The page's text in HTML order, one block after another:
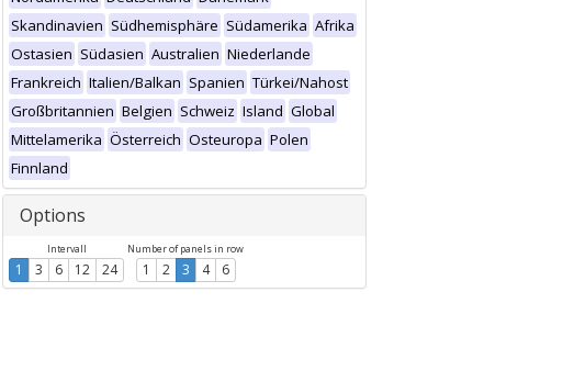
Skandinavien Südhemisphäre Südamerika Afrika
Ostasien Südasien Australien Niederlande
Frankreich Italien/Balkan Spanien Türkei/Nahost
Großbritannien Belgien Schweiz Island Global
Mittelamerika Österreich Osteuropa Polen
Finnland
Options
Intervall
1 3 6 12 24
Number of panels in row
1 2 3 4 6